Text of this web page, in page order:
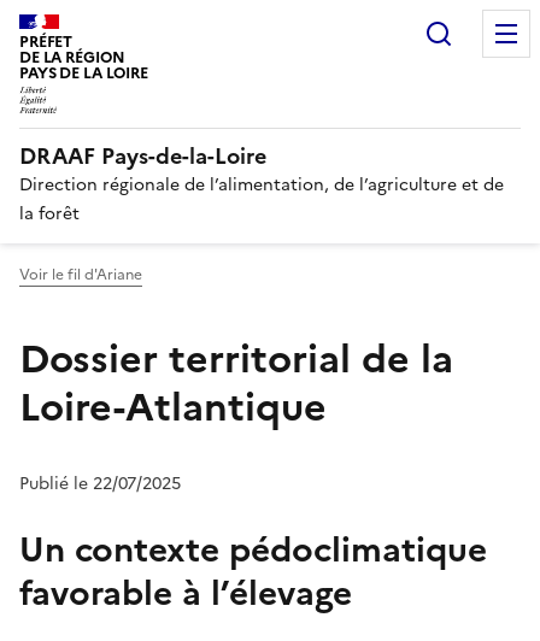
PRÉFET
DE LA RÉGION
PAYS DE LA LOIRE
DRAAF Pays-de-la-Loire
Direction régionale de l’alimentation, de l’agriculture et de
la forêt
Voir le fil d'Ariane
Dossier territorial de la
Loire-Atlantique
Publié le 22/07/2025
Un contexte pédoclimatique
favorable à l’élevage